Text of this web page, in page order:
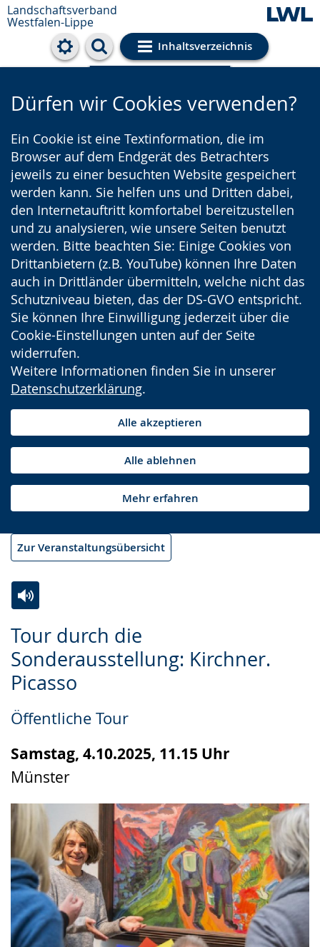
Landschaftsverband
Westfalen-Lippe
Inhaltsverzeichnis
Cookie-Einstellungen
Dürfen wir Cookies verwenden?
Ein Cookie ist eine Textinformation, die im
Browser auf dem Endgerät des Betrachters
jeweils zu einer besuchten Website gespeichert
werden kann. Sie helfen uns und Dritten dabei,
den Internetauftritt komfortabel bereitzustellen
und zu analysieren, wie unsere Seiten benutzt
werden. Bitte beachten Sie: Einige Cookies von
Drittanbietern (z.B. YouTube) können Ihre Daten
auch in Drittländer übermitteln, welche nicht das
Schutzniveau bieten, das der DS-GVO entspricht.
Sie können Ihre Einwilligung jederzeit über die
Cookie-Einstellungen unten auf der Seite
widerrufen.
Weitere Informationen finden Sie in unserer
Datenschutzerklärung.
Alle akzeptieren
Alle ablehnen
Mehr erfahren
Zur Veranstaltungsübersicht
Tour durch die
Sonderausstellung: Kirchner.
Picasso
Öffentliche Tour
Samstag, 4.10.2025, 11.15 Uhr
Münster
Leichten
Sprache
wechseln.
Audio-
Unterstützung.
Video
in
Deutscher
wird